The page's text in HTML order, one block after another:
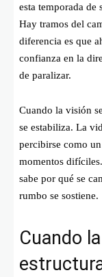
esta temporada de
Hay tramos del
diferencia es que
confianza en la
de paralizar.
Cuando la visión
se estabiliza. La
percibirse como
momentos
sabe por qué se
rumbo se sostiene.
Cuando